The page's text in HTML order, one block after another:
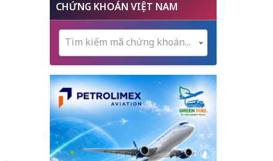
CHỨNG KHOÁN VIỆT NAM
Tìm kiếm mã chứng khoán...